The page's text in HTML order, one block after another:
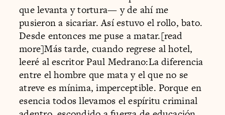
que levanta y tortura— y de ahí me
pusieron a sicariar. Así estuvo el rollo, bato.
Desde entonces me puse a matar.[read
more]Más tarde, cuando regrese al hotel,
leeré al escritor Paul Medrano:La diferencia
entre el hombre que mata y el que no se
atreve es mínima, imperceptible. Porque en
esencia todos llevamos el espíritu criminal